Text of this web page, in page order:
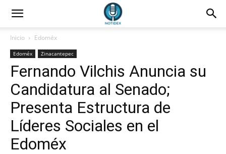
Inicio Edoméx
Edoméx Zinacantepec
Fernando Vilchis Anuncia su
Candidatura al Senado;
Presenta Estructura de
Líderes Sociales en el
Edoméx